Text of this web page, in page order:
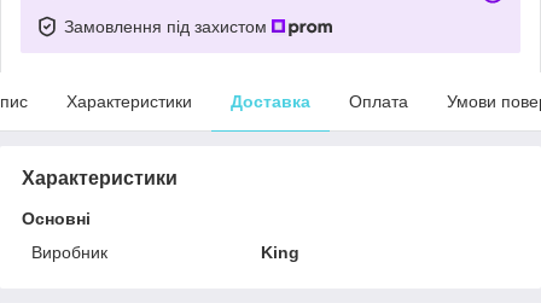
Замовлення під захистом
Характеристики Доставка Оплата Умови
Характеристики
Основні
Виробник
King